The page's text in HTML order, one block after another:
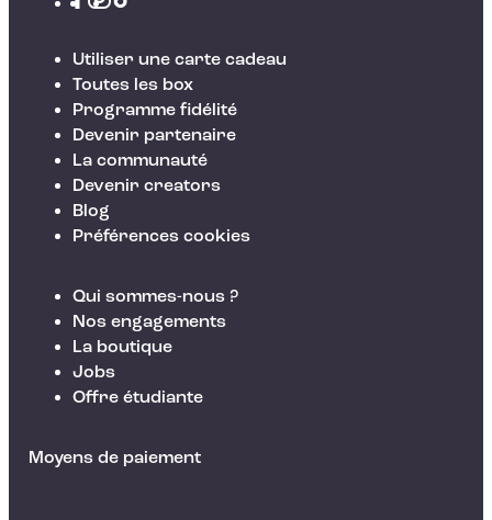
Utiliser une carte cadeau
Toutes les box
Programme fidélité
Devenir partenaire
La communauté
Devenir creators
Blog
Préférences cookies
Qui sommes-nous ?
Nos engagements
La boutique
Jobs
Offre étudiante
Moyens de paiement